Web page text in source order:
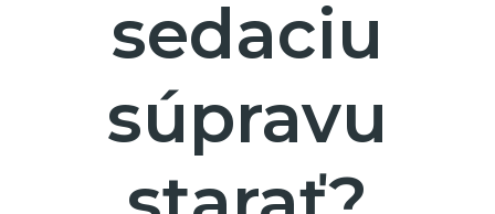
sedaciu
súpravu